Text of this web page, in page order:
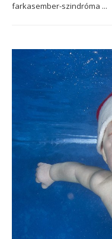
farkasember-szindróma ...